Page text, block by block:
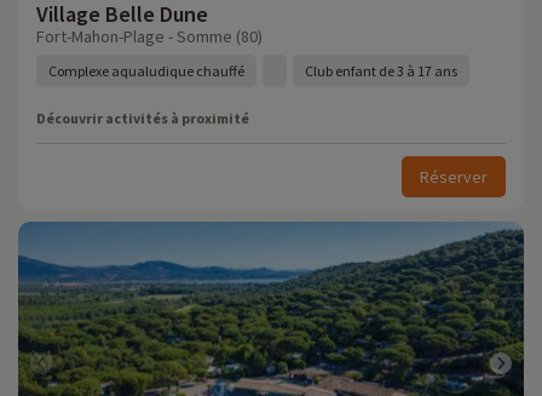
Village Belle Dune
Fort-Mahon-Plage - Somme (80)
Complexe aqualudique chauffé Club enfant de 3 à 17 ans
Découvrir activités à proximité
Réserver